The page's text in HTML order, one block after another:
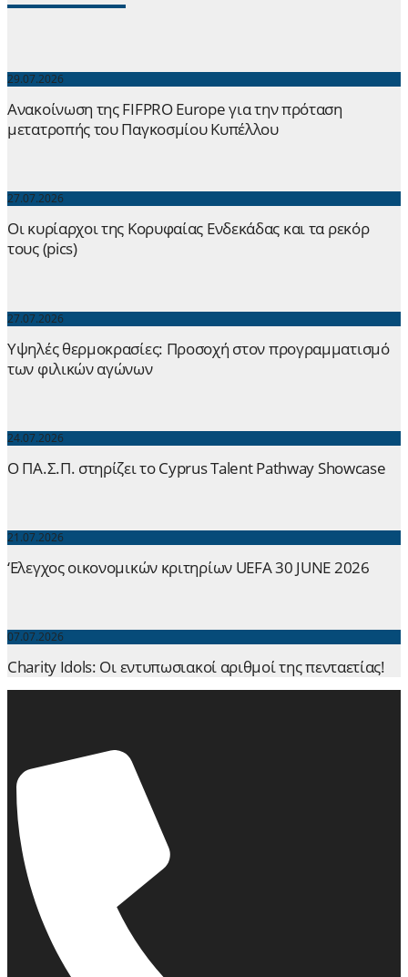
29.07.2026
Ανακοίνωση της FIFPRO Europe για την πρόταση
μετατροπής του Παγκοσμίου Κυπέλλου
27.07.2026
Οι κυρίαρχοι της Κορυφαίας Ενδεκάδας και τα ρεκόρ
τους (pics)
27.07.2026
Yψηλές θερμοκρασίες: Προσοχή στον προγραμματισμό
των φιλικών αγώνων
24.07.2026
Ο ΠΑ.Σ.Π. στηρίζει το Cyprus Talent Pathway Showcase
21.07.2026
‘Ελεγχος οικονομικών κριτηρίων UEFA 30 JUNE 2026
07.07.2026
Charity Idols: Οι εντυπωσιακοί αριθμοί της πενταετίας!